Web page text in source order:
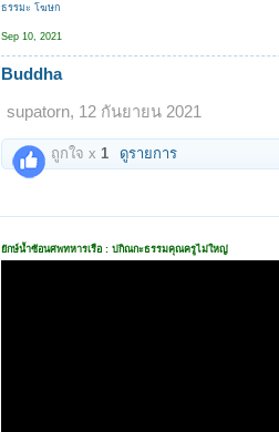
ธรรมะ โฆษก
Sep 10, 2021
Buddha
supatorn, 12 กันยายน 2021
ถูกใจ x 1 ดูรายการ
ยักษ์น้ำซ้อนศพทหารเรือ : ปกิณกะธรรมคุณครูไม่ใหญ่